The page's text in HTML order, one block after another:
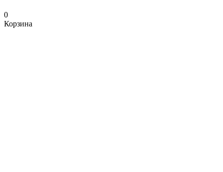
0
Корзина